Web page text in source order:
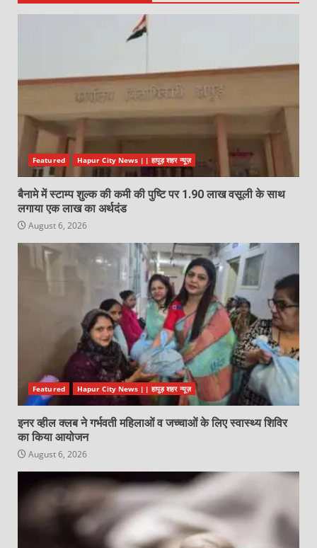
Featured Hapur City News || हापुड़ शहर न्यूज़
बैनामे में स्टाम्प शुल्क की कमी की पुष्टि पर 1.90 लाख वसूली के साथ
लगाया एक लाख का अर्थदंड
August 6, 2026
Featured Hapur City News || हापुड़ शहर न्यूज़
इनर व्हील क्लब ने गर्भवती महिलाओं व जच्चाओं के लिए स्वास्थ्य शिविर
का किया आयोजन
August 6, 2026